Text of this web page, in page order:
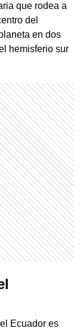
que rodea a
del
en dos
hemisferio sur
Ecuador es